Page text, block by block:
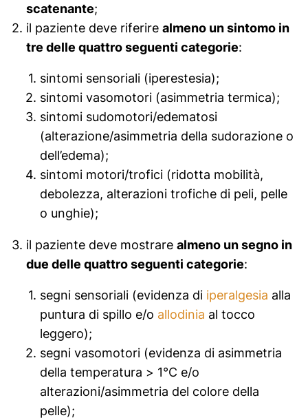
scatenante;
il paziente deve riferire almeno un sintomo in
tre delle quattro seguenti categorie:
sintomi sensoriali (iperestesia);
sintomi vasomotori (asimmetria termica);
sintomi sudomotori/edematosi
(alterazione/asimmetria della sudorazione o
dell’edema);
sintomi motori/trofici (ridotta mobilità,
debolezza, alterazioni trofiche di peli, pelle
o unghie);
il paziente deve mostrare almeno un segno in
due delle quattro seguenti categorie:
segni sensoriali (evidenza di iperalgesia alla
puntura di spillo e/o allodinia al tocco
leggero);
segni vasomotori (evidenza di asimmetria
della temperatura > 1°C e/o
alterazioni/asimmetria del colore della
pelle);